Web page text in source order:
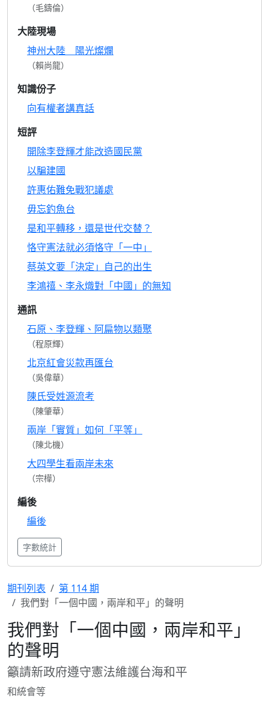
（毛鑄倫）
大陸現場
神州大陸 陽光燦爛
（賴尚龍）
知識份子
向有權者講真話
短評
開除李登輝才能改造國民黨
以騙建國
許惠佑難免戰犯議處
毋忘釣魚台
是和平轉移，還是世代交替？
恪守憲法就必須恪守「一中」
蔡英文要「決定」自己的出生
李鴻禧、李永熾對「中國」的無知
通訊
石原、李登輝、阿扁物以類聚
（程原輝）
北京紅會災款再匯台
（吳偉華）
陳氏受姓源流考
（陳肇華）
兩岸「實質」如何「平等」
（陳北機）
大四學生看兩岸未來
（宗樺）
編後
編後
字數統計
期刊列表
第 114 期
我們對「一個中國，兩岸和平」的聲明
我們對「一個中國，兩岸和平」
的聲明
籲請新政府遵守憲法維護台海和平
和統會等